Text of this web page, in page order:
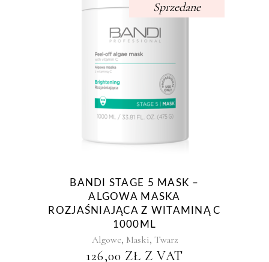
Sprzedane
BANDI STAGE 5 MASK –
ALGOWA MASKA
ROZJAŚNIAJĄCA Z WITAMINĄ C
1000ML
Algowe, Maski, Twarz
126,00 ZŁ Z VAT